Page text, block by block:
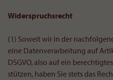
Widerspruchsrecht
(1) Soweit wir in der
eine Datenverarbeitung auf
DSGVO, also auf ein
stützen, haben Sie stets das